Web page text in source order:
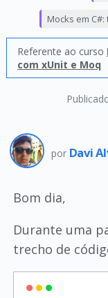
Mocks em
Referente ao curso
com xUnit e Moq
por Davi
Bom dia,
Durante uma
trecho de